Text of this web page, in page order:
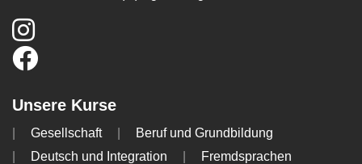
Unsere Kurse
Gesellschaft
Beruf und Grundbildung
Deutsch und Integration
Fremdsprachen